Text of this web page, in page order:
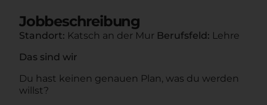
Jobbeschreibung
Standort: Katsch an der Mur Berufsfeld: Lehre
Das sind wir
Du hast keinen genauen Plan, was du werden
willst?